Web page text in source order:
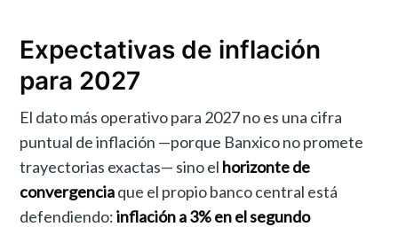
Expectativas de inflación
para 2027
El dato más operativo para 2027 no es una cifra
puntual de inflación —porque Banxico no promete
trayectorias exactas— sino el horizonte de
convergenciaque el propio banco central está
defendiendo:inflación a 3% en el segundo